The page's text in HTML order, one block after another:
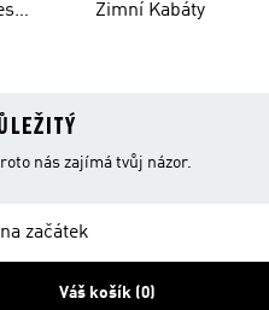
Zimní Kabáty
nás zajímá tvůj názor.
začátek
Váš košík (0)